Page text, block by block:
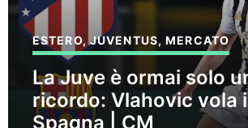
ESTERO, JUVENTUS,MERCATO
La Juve è ormai solo
ricordo: Vlahovic vola
Spagna | CM